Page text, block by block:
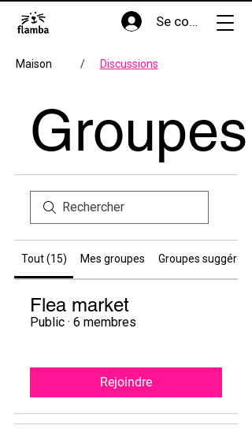
Se connecter
Maison / Discussions
Groupes
Tout (15) Mes groupes Groupes suggérés
Flea market
Public · 6 membres
Rejoindre